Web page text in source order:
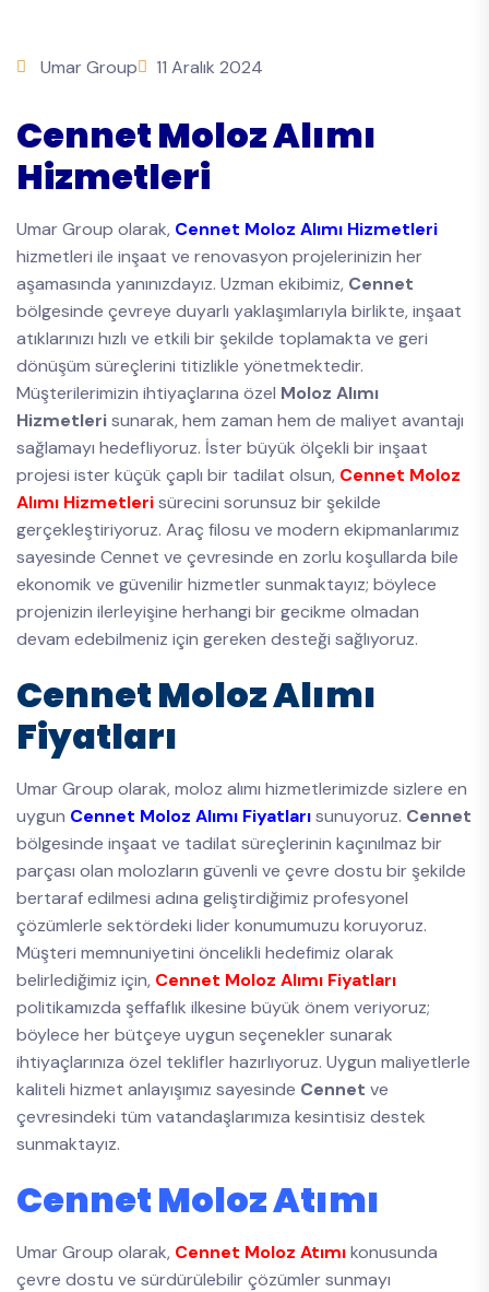
Umar Group 11 Aralık 2024
Cennet Moloz Alımı
Hizmetleri
Umar Group olarak, Cennet Moloz Alımı Hizmetleri
hizmetleri ile inşaat ve renovasyon projelerinizin her
aşamasında yanınızdayız. Uzman ekibimiz, Cennet
bölgesinde çevreye duyarlı yaklaşımlarıyla birlikte, inşaat
atıklarınızı hızlı ve etkili bir şekilde toplamakta ve geri
dönüşüm süreçlerini titizlikle yönetmektedir.
Müşterilerimizin ihtiyaçlarına özel Moloz Alımı
Hizmetlerisunarak, hem zaman hem de maliyet avantajı
sağlamayı hedefliyoruz. İster büyük ölçekli bir inşaat
projesi ister küçük çaplı bir tadilat olsun, Cennet Moloz
Alımı Hizmetlerisürecini sorunsuz bir şekilde
gerçekleştiriyoruz. Araç filosu ve modern ekipmanlarımız
sayesinde Cennet ve çevresinde en zorlu koşullarda bile
ekonomik ve güvenilir hizmetler sunmaktayız; böylece
projenizin ilerleyişine herhangi bir gecikme olmadan
devam edebilmeniz için gereken desteği sağlıyoruz.
Cennet Moloz Alımı
Fiyatları
Umar Group olarak, moloz alımı hizmetlerimizde sizlere en
uygun Cennet Moloz Alımı Fiyatlarısunuyoruz. Cennet
bölgesinde inşaat ve tadilat süreçlerinin kaçınılmaz bir
parçası olan molozların güvenli ve çevre dostu bir şekilde
bertaraf edilmesi adına geliştirdiğimiz profesyonel
çözümlerle sektördeki lider konumumuzu koruyoruz.
Müşteri memnuniyetini öncelikli hedefimiz olarak
belirlediğimiz için, Cennet Moloz Alımı Fiyatları
politikamızda şeffaflık ilkesine büyük önem veriyoruz;
böylece her bütçeye uygun seçenekler sunarak
ihtiyaçlarınıza özel teklifler hazırlıyoruz. Uygun maliyetlerle
kaliteli hizmet anlayışımız sayesinde Cennet ve
çevresindeki tüm vatandaşlarımıza kesintisiz destek
sunmaktayız.
Cennet Moloz Atımı
Umar Group olarak, Cennet Moloz Atımıkonusunda
çevre dostu ve sürdürülebilir çözümler sunmayı